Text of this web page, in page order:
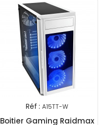
Réf : A15TT-W
Boitier Gaming Raidmax